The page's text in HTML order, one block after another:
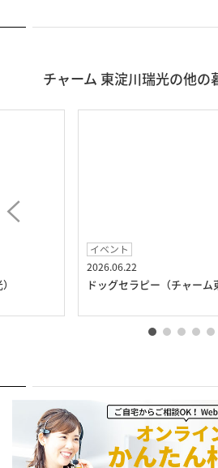
チャーム 東淀川瑞光の他の
イベント
2026.06.22
ドッグセラピー（チャーム